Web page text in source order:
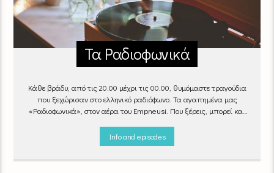
Τα Ραδιοφωνικά
Κάθε βράδυ, από τις 20.00 μέχρι τις 00.00, θυμόμαστε τραγούδια
που ξεχώρισαν στο ελληνικό ραδιόφωνο. Τα αγαπημένα μας
«Ραδιοφωνικά», στον αέρα του Empneusi. Που ξέρεις, μπορεί και
:00 – 00:00στονEmpneusi 107 FM
Info and episodes